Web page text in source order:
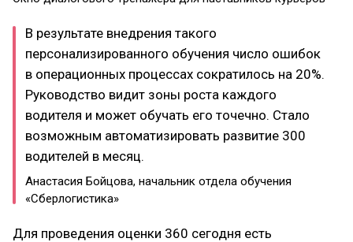
В результате внедрения такого
персонализированного обучения число ошибок
в операционных процессах сократилось на 20%.
Руководство видит зоны роста каждого
водителя и может обучать его точечно. Стало
возможным автоматизировать развитие 300
водителей в месяц.
Анастасия Бойцова, начальник отдела обучения
«Сберлогистика»
Для проведения оценки 360 сегодня есть